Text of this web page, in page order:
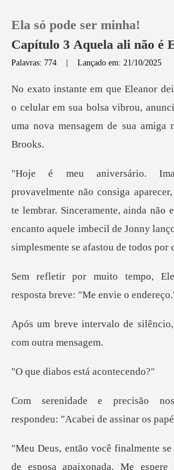
Sair
Baixar App
Ela só pode ser minha!
Capítulo 3 Aquela ali não é
Palavras: 774 |Lançado em: 21/10/2025
celular em sua bolsa vibrou,
uma
te lembrar. Sinceramente, ainda não
encanto aquele imb
resposta
e
bos está a
respondeu: "Acabei
de esposa apaixonada. Me